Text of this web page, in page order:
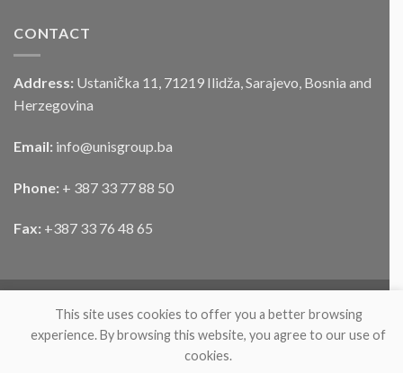
CONTACT
Address: Ustanička 11, 71219 Ilidža, Sarajevo, Bosnia and
Herzegovina
Email: info@unisgroup.ba
Phone: + 387 33 77 88 50
Fax: +387 33 76 48 65
This site uses cookies to offer you a better browsing
experience. By browsing this website, you agree to our use of
cookies.